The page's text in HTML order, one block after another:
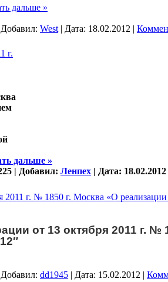
дальше »
West | Дата: 18.02.2012 |
г.
дальше »
| Добавил: Ленпех | Дата: 18.02.2012
г. № 1850 г. Москва «О
от 13 октября 2011 г.
dd1945 | Дата: 15.02.2012 |